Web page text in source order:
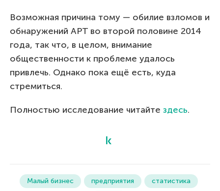
Возможная причина тому — обилие взломов и
обнаружений APT во второй половине 2014
года, так что, в целом, внимание
общественности к проблеме удалось
привлечь. Однако пока ещё есть, куда
стремиться.
Полностью исследование читайте здесь.
Малый бизнес предприятия
статистика